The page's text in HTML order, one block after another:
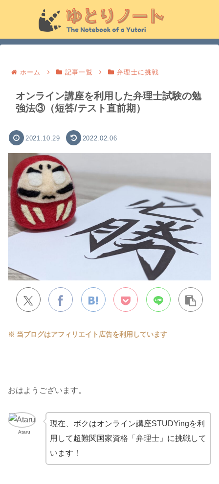
ホーム 記事一覧 弁理士に挑戦
オンライン講座を利用した弁理士試験の勉
強法③（短答/テスト直前期）
2021.10.29 2022.02.06
※ 当ブログはアフィリエイト広告を利用しています
おはようございます。
Ataru
現在、ボクはオンライン講座STUDYingを利
用して超難関国家資格「弁理士」に挑戦して
います！